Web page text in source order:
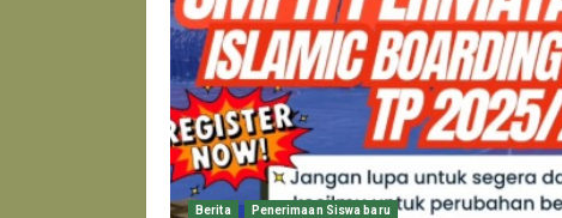
Berita Penerimaan Siswa baru